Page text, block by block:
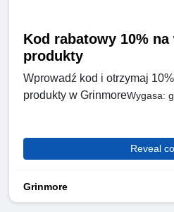
Kod rabatowy 10%
produkty
Wprowadź kod i otrzymaj
produkty w GrinmoreWygasa:
Reveal
Grinmore